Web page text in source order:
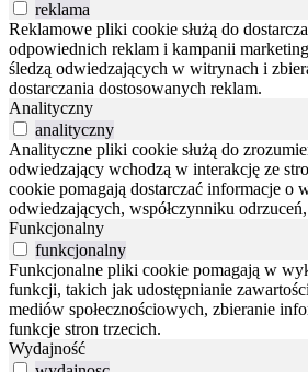
reklama
Reklamowe pliki cookie służą do
odpowiednich reklam i kampanii
śledzą odwiedzających w witrynach i
dostarczania dostosowanych reklam.
Analityczny
analityczny
Analityczne pliki cookie służą do
odwiedzający wchodzą w interakcję ze
cookie pomagają dostarczać informacje o
odwiedzających, współczynniku
Funkcjonalny
funkcjonalny
Funkcjonalne pliki cookie pomagają w
funkcji, takich jak udostępnianie
mediów społecznościowych, zbieranie
funkcje stron trzecich.
Wydajność